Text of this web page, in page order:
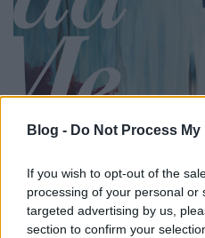
Blog - Do Not Process
If you wish to opt-out of the
processing of your personal or
targeted advertising by us,
section to confirm your
szinkronkritika
paddyd•2020. április 29.